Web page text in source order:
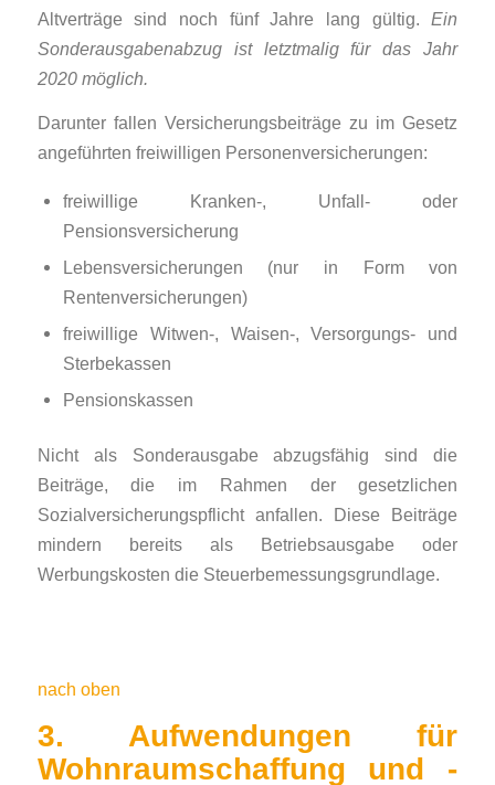
Altverträge sind noch fünf Jahre lang gültig.Ein
Sonderausgabenabzug ist letztmalig für das Jahr
2020 möglich.
Darunter fallen Versicherungsbeiträge zu im Gesetz
angeführten freiwilligen Personenversicherungen:
freiwillige Kranken-, Unfall- oder
Pensionsversicherung
Lebensversicherungen (nur in Form von
Rentenversicherungen)
freiwillige Witwen-, Waisen-, Versorgungs- und
Sterbekassen
Pensionskassen
Nicht als Sonderausgabe abzugsfähig sind die
Beiträge, die im Rahmen der gesetzlichen
Sozialversicherungspflicht anfallen. Diese Beiträge
mindern bereits als Betriebsausgabe oder
Werbungskosten die Steuerbemessungsgrundlage.
nach oben
3. Aufwendungen für
Wohnraumschaffung und -